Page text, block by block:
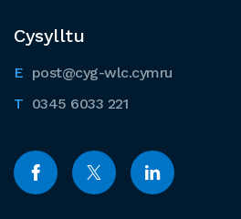
Cysylltu
post@cyg-wlc.cymru
0345 6033 221